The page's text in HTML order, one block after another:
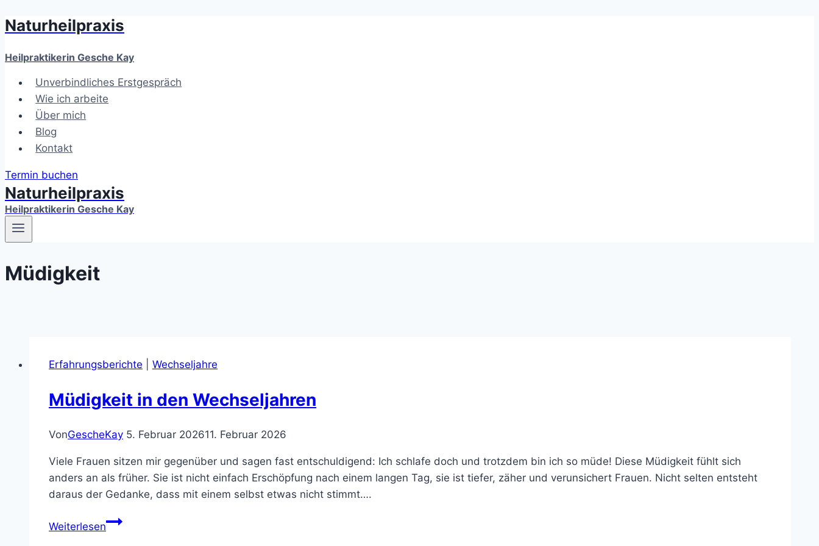
Zum
springen
Naturheilpraxis
Heilpraktikerin Gesche Kay
Unverbindliches Erstgespräch
Wie ich arbeite
Über mich
Blog
Kontakt
Termin buchen
Naturheilpraxis
Heilpraktikerin Gesche Kay
Müdigkeit
Erfahrungsberichte Wechseljahre
Müdigkeit in den Wechseljahren
VonGescheKay 5. Februar 202611. Februar 2026
Viele Frauen sitzen mir gegenüber und sagen fast entschuldigend: Ich schlafe doch und trotzdem bin ich so müde! Diese Müdigkeit fühlt sich
anders an als früher. Sie ist nicht einfach Erschöpfung nach einem langen Tag, sie ist tiefer, zäher und verunsichert Frauen. Nicht selten entsteht
daraus der Gedanke, dass mit einem selbst etwas nicht stimmt….
WeiterlesenMüdigkeit